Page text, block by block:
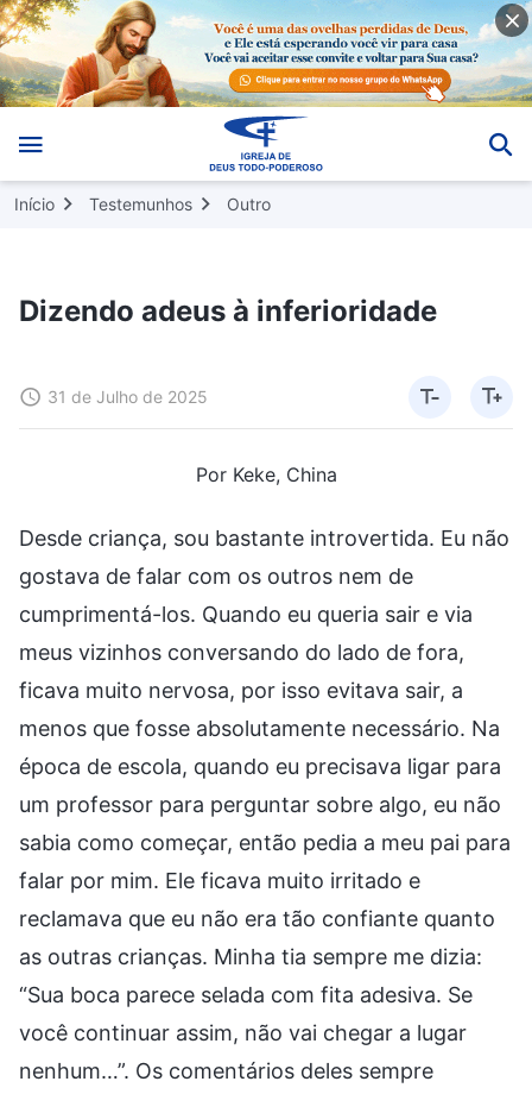
Início Testemunhos Outro
Dizendo adeus à inferioridade
31 de Julho de 2025
Por Keke, China
Desde criança, sou bastante introvertida. Eu não
gostava de falar com os outros nem de
cumprimentá-los. Quando eu queria sair e via
meus vizinhos conversando do lado de fora,
ficava muito nervosa, por isso evitava sair, a
menos que fosse absolutamente necessário. Na
época de escola, quando eu precisava ligar para
um professor para perguntar sobre algo, eu não
sabia como começar, então pedia a meu pai para
falar por mim. Ele ficava muito irritado e
reclamava que eu não era tão confiante quanto
as outras crianças. Minha tia sempre me dizia:
“Sua boca parece selada com fita adesiva. Se
você continuar assim, não vai chegar a lugar
nenhum…”. Os comentários deles sempre